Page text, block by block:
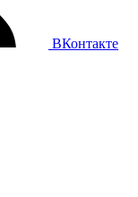
ВКонтакте